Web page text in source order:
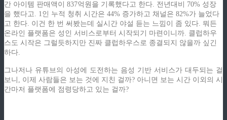
간 아이템 판매액이 837억원을 기록했다고 한다. 전년대비 70% 성장
을 했다고. 1인 누적 청취 시간은 44% 증가하고 채널은 82%가 늘었다
고 한다. 이건 한 번 써봤는데 실시간 야설 듣는 느낌이 좀 있다. 뭐든
온라인 플랫폼은 성인 서비스로부터 시작되기 마련이니까. 클럽하우
스도 시작은 그럴듯하지만 진짜 클럽하우스로 종결되지 않을까 싶긴
하다.
그나저나 유튜브의 아성에 도전하는 음성 기반 서비스가 대두되는 걸
보니, 이제 사람들은 보는 것에 지친 걸까? 아니면 보는 시간 이외의 시
간마저 플랫폼에 점령당하고 있는 걸까?